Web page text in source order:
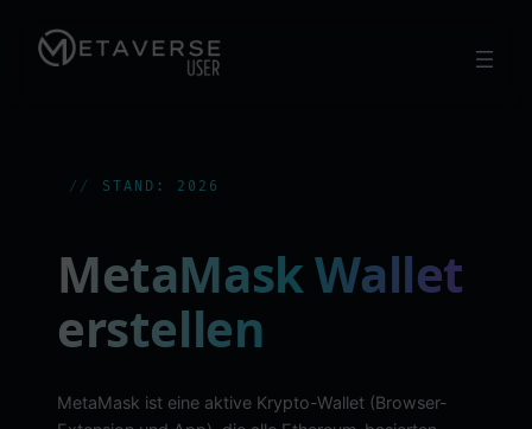
Inhalt
STAND: 2026
MetaMask Wallet
erstellen
MetaMask ist eine aktive Krypto-Wallet (Browser-